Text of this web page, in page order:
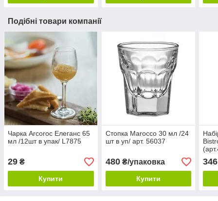
Подібні товари компанії
Чарка Arcoroc Елеганс 65
мл /12шт в упак/ L7875
29 ₴
Купити
Стопка Marocco 30 мл /24
шт в уп/ арт. 56037
480₴/упаковка
Купити
346